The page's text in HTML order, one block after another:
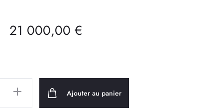
21 000,00 €
Ajouter au panier